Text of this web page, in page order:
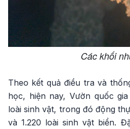
Các khối
Theo kết quả điều tra và
học, hiện nay, Vườn quốc
loài sinh vật, trong đó động
và 1.220 loài sinh vật biển.